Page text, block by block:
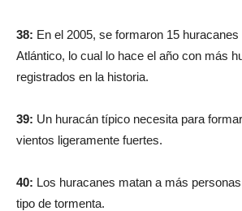
38: En el 2005, se formaron 15
Atlántico, lo cual lo hace el año con más
registrados en la historia.
39: Un huracán típico necesita para
vientos ligeramente fuertes.
40: Los huracanes matan a más
tipo de tormenta.